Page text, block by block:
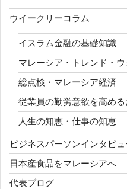
ウイークリーコラム
イスラム金融の基礎知識
マレーシア・トレンド・ウ
総点検・マレーシア経済
従業員の勤労意欲を高める
人生の知恵・仕事の知恵
ビジネスパーソンインタビュ
日本産食品をマレーシアへ
代表ブログ